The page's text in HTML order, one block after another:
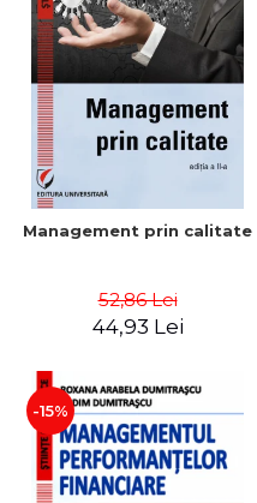
Management prin calitate
52,86 Lei
44,93 Lei
-15%